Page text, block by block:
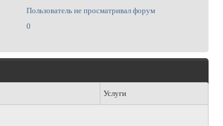
Пользователь не просматривал форум
0
Услуги